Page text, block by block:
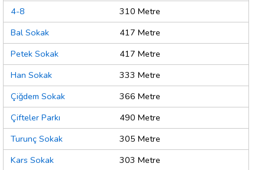
4-8
310 Metre
Bal Sokak
417 Metre
Petek Sokak
417 Metre
Han Sokak
333 Metre
Çiğdem Sokak
366 Metre
Çifteler Parkı
490 Metre
Turunç Sokak
305 Metre
Kars Sokak
303 Metre